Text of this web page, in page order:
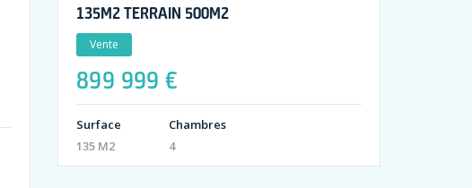
135M2 TERRAIN 500M2
Vente
899 999 €
Surface
135 M2
Chambres
4